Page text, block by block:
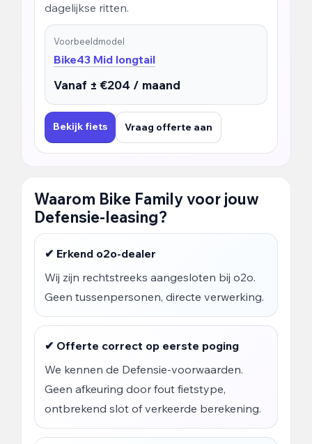
dagelijkse ritten.
Voorbeeldmodel
Bike43 Mid longtail
Vanaf ± €204 / maand
Bekijk fiets Vraag offerte aan
Waarom Bike Family voor jouw
Defensie-leasing?
✔ Erkend o2o-dealer
Wij zijn rechtstreeks aangesloten bij o2o.
Geen tussenpersonen, directe verwerking.
✔ Offerte correct op eerste poging
We kennen de Defensie-voorwaarden.
Geen afkeuring door fout fietstype,
ontbrekend slot of verkeerde berekening.